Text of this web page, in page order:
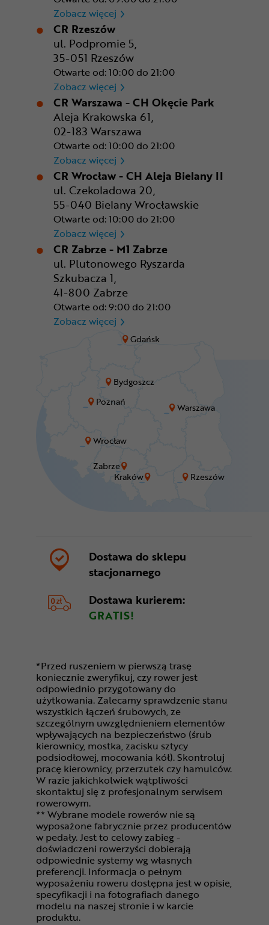
Bydgoszcz
Gdańsk
Kraków
Poznań
Rzeszów
Warszawa
Wrocław
Zabrze
Zobacz więcej CR Poznań - M1 Poznań
CR Rzeszów
ul. Podpromie 5,
35-051 Rzeszów
Otwarte od: 10:00 do 21:00
Zobacz więcej CR Rzeszów
CR Warszawa - CH Okęcie Park
Aleja Krakowska 61,
02-183 Warszawa
Otwarte od: 10:00 do 21:00
Zobacz więcej CR Warszawa - CH Okęcie
CR Wrocław - CH Aleja Bielany II
ul. Czekoladowa 20,
55-040 Bielany Wrocławskie
Otwarte od: 10:00 do 21:00
Zobacz więcej CR Wrocław - CH Aleja
CR Zabrze - M1 Zabrze
ul. Plutonowego Ryszarda
Szkubacza 1,
41-800 Zabrze
Otwarte od: 9:00 do 21:00
Zobacz więcej CR Zabrze - M1 Zabrze
Dostawa do sklepu
stacjonarnego
Dostawa kurierem:
GRATIS!
*Przed ruszeniem w pierwszą trasę
koniecznie zweryfikuj, czy rower jest
odpowiednio przygotowany do
użytkowania. Zalecamy sprawdzenie stanu
wszystkich łączeń śrubowych, ze
szczególnym uwzględnieniem elementów
wpływających na bezpieczeństwo (śrub
kierownicy, mostka, zacisku sztycy
podsiodłowej, mocowania kół). Skontroluj
pracę kierownicy, przerzutek czy hamulców.
W razie jakichkolwiek wątpliwości
skontaktuj się z profesjonalnym serwisem
rowerowym.
** Wybrane modele rowerów nie są
wyposażone fabrycznie przez producentów
w pedały. Jest to celowy zabieg -
doświadczeni rowerzyści dobierają
odpowiednie systemy wg własnych
preferencji. Informacja o pełnym
wyposażeniu roweru dostępna jest w opisie,
specyfikacji i na fotografiach danego
modelu na naszej stronie i w karcie
produktu.